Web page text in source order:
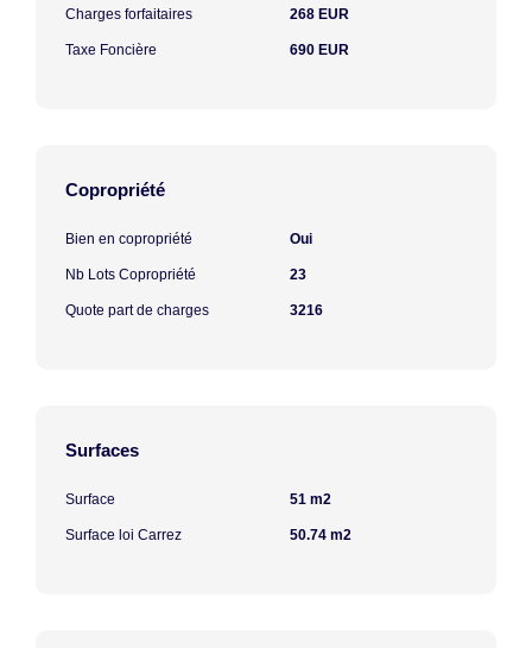
Charges forfaitaires 268 EUR
Taxe Foncière 690 EUR
Copropriété
Bien en copropriété Oui
Nb Lots Copropriété 23
Quote part de charges 3216
Surfaces
Surface 51 m2
Surface loi Carrez 50.74 m2